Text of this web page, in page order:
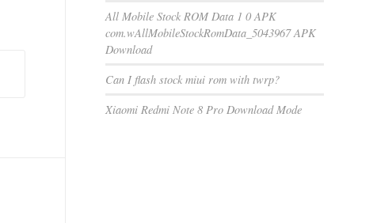
All Mobile Stock ROM Data 1 0 APK
com.wAllMobileStockRomData_5043967 APK
Download
Can I flash stock miui rom with twrp?
Xiaomi Redmi Note 8 Pro Download Mode